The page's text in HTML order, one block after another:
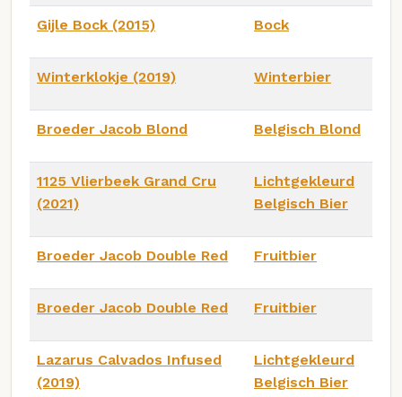
Gijle Bock (2015) Bock
Winterklokje (2019) Winterbier
Broeder Jacob Blond Belgisch Blond
1125 Vlierbeek Grand Cru
(2021)
Lichtgekleurd
Belgisch Bier
Broeder Jacob Double Red Fruitbier
Broeder Jacob Double Red Fruitbier
Lazarus Calvados Infused
(2019)
Lichtgekleurd
Belgisch Bier